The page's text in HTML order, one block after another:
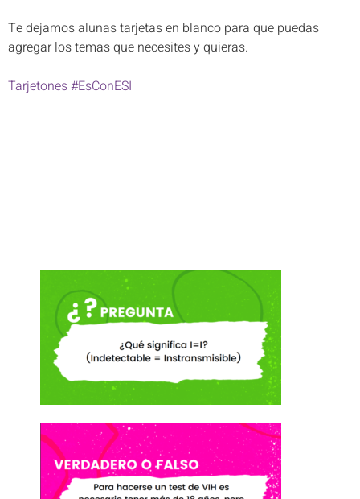
Te dejamos alunas tarjetas en blanco para que puedas
agregar los temas que necesites y quieras.
Tarjetones #EsConESI